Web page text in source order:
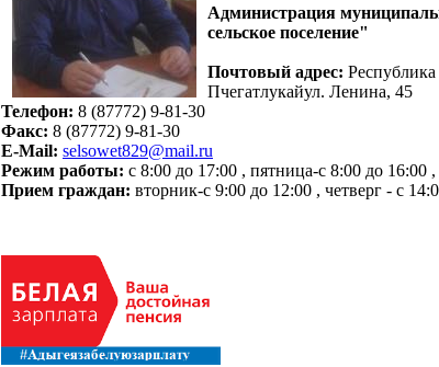
Администрация
сельское поселение"
Почтовый адрес:
Пчегатлукайул. Ленина, 45
Телефон: 8 (87772) 9-81-30
Факс: 8 (87772) 9-81-30
E-Mail: selsowet829@mail.ru
Режим работы: с 8:00 до 17:00 , пятница-с 8:00
Прием граждан: вторник-с 9:00 до 12:00 , четверг - с